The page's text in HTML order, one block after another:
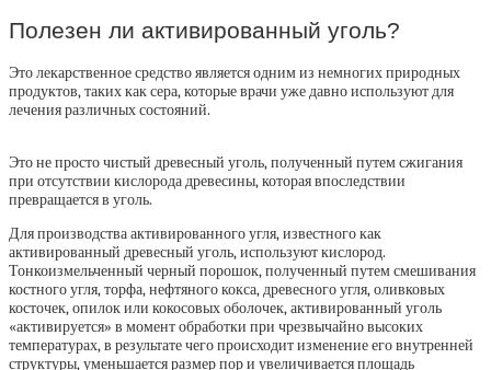
Полезен ли активированный уголь?
Это лекарственное средство является одним из немногих природных
продуктов, таких как сера, которые врачи уже давно используют для
лечения различных состояний.
Это не просто чистый древесный уголь, полученный путем сжигания
при отсутствии кислорода древесины, которая впоследствии
превращается в уголь.
Для производства активированного угля, известного как
активированный древесный уголь, используют кислород.
Тонкоизмельченный черный порошок, полученный путем смешивания
костного угля, торфа, нефтяного кокса, древесного угля, оливковых
косточек, опилок или кокосовых оболочек, активированный уголь
«активируется» в момент обработки при чрезвычайно высоких
температурах, в результате чего происходит изменение его внутренней
структуры, уменьшается размер пор и увеличивается площадь